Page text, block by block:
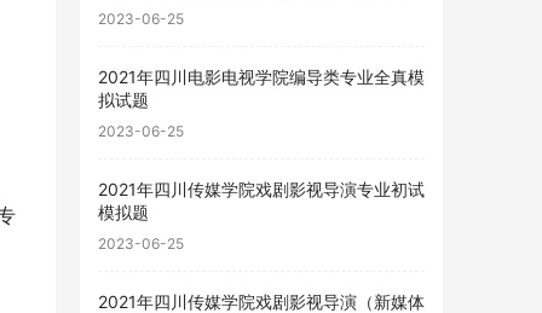
2023-06-25
2021年四川电影电视学院编导类专业全真模
拟试题
2023-06-25
2021年四川传媒学院戏剧影视导演专业初试
模拟题
2023-06-25
2021年四川传媒学院戏剧影视导演（新媒体